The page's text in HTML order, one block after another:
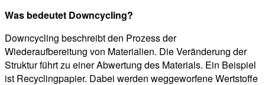
Was bedeutet Downcycling?
Downcycling beschreibt den Prozess der
Wiederaufbereitung von Materialien. Die Veränderung der
Struktur führt zu einer Abwertung des Materials. Ein Beispiel
ist Recyclingpapier. Dabei werden weggeworfene Wertstoffe